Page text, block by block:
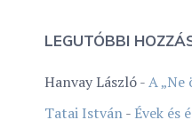
LEGUTÓBBI
Hanvay László-A
Tatai István- Évek és